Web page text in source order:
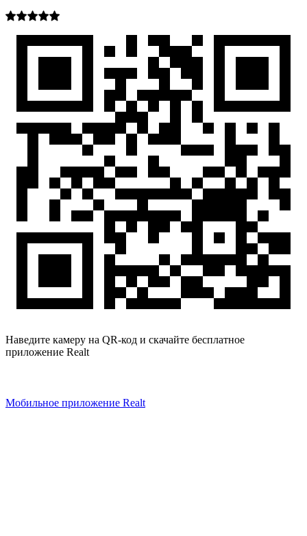
Наведите камеру на QR-код и скачайте бесплатное
приложение Realt
Мобильное приложение Realt